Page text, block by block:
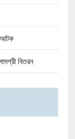
আটক
বিতরন